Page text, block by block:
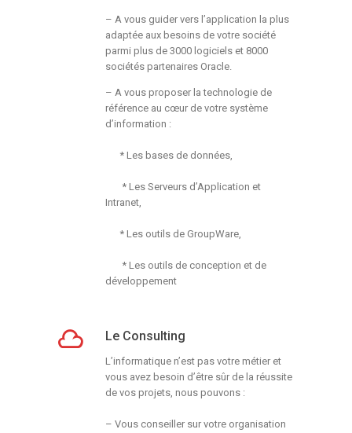
– A vous guider vers l’application la plus
adaptée aux besoins de votre société
parmi plus de 3000 logiciels et 8000
sociétés partenaires Oracle.
– A vous proposer la technologie de
référence au cœur de votre système
d’information :
* Les bases de données,
* Les Serveurs d’Application et
Intranet,
* Les outils de GroupWare,
* Les outils de conception et de
développement
Le Consulting
L’informatique n’est pas votre métier et
vous avez besoin d’être sûr de la réussite
de vos projets, nous pouvons :
– Vous conseiller sur votre organisation